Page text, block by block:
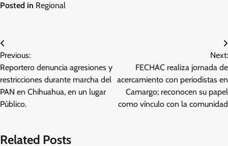
Posted in Regional
Navegación
de
entradas
Previous:
Reportero denuncia agresiones y
restricciones durante marcha del
PAN en Chihuahua, en un lugar
Público.
Next:
FECHAC realiza jornada de
acercamiento con periodistas en
Camargo; reconocen su papel
como vínculo con la comunidad
Related Posts